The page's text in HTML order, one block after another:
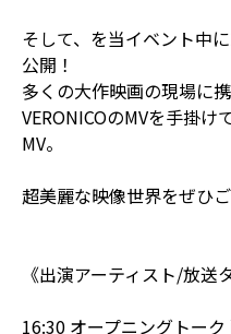
そして、を当イベント中
公開！
多くの大作映画の現場に
VERONICOのMVを手掛
MV。
超美麗な映像世界をぜひ
《出演アーティスト/放送
16:30 オープニングトー